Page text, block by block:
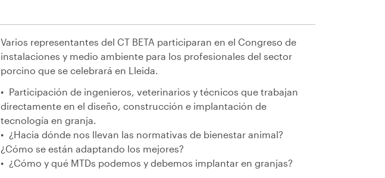
Varios representantes del CT BETA participaran en el Congreso de
instalaciones y medio ambiente para los profesionales del sector
porcino que se celebrará en Lleida.
Participación de ingenieros, veterinarios y técnicos que trabajan
directamente en el diseño, construcción e implantación de
tecnología en granja.
¿Hacia dónde nos llevan las normativas de bienestar animal?
¿Cómo se están adaptando los mejores?
¿Cómo y qué MTDs podemos y debemos implantar en granjas?